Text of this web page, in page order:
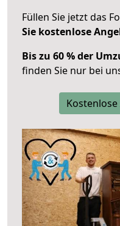
Füllen Sie jetzt das
Sie kostenlose
Bis zu 60 % der
finden Sie nur bei